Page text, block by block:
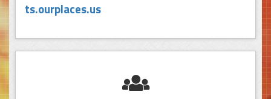
ts.ourplaces.us